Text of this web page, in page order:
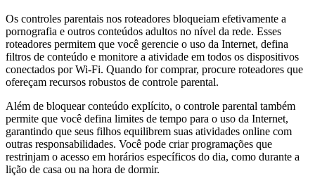
Os controles parentais nos roteadores bloqueiam efetivamente a
pornografia e outros conteúdos adultos no nível da rede. Esses
roteadores permitem que você gerencie o uso da Internet, defina
filtros de conteúdo e monitore a atividade em todos os dispositivos
conectados por Wi-Fi. Quando for comprar, procure roteadores que
ofereçam recursos robustos de controle parental.
Além de bloquear conteúdo explícito, o controle parental também
permite que você defina limites de tempo para o uso da Internet,
garantindo que seus filhos equilibrem suas atividades online com
outras responsabilidades. Você pode criar programações que
restrinjam o acesso em horários específicos do dia, como durante a
lição de casa ou na hora de dormir.